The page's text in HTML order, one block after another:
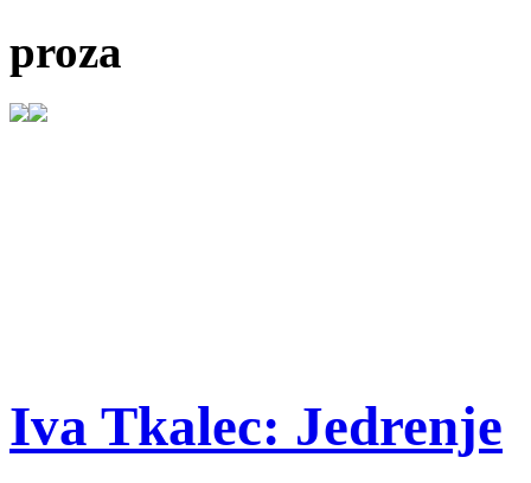
proza
Iva Tkalec: Jedrenje